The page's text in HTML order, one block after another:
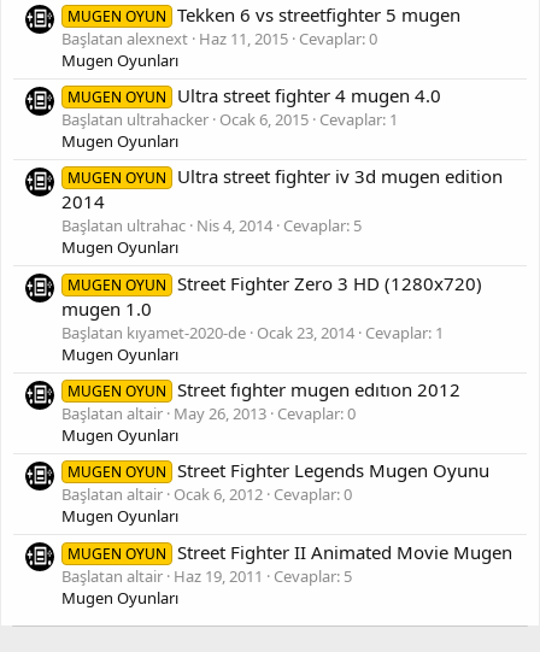
MUGEN OYUN Tekken 6 vs streetfighter 5 mugen
Başlatan alexnext Haz 11, 2015 Cevaplar: 0
Mugen Oyunları
MUGEN OYUN Ultra street fighter 4 mugen 4.0
Başlatan ultrahacker Ocak 6, 2015 Cevaplar: 1
Mugen Oyunları
MUGEN OYUN
Ultra street fighter iv 3d mugen edition
2014
Başlatan ultrahac Nis 4, 2014 Cevaplar: 5
Mugen Oyunları
MUGEN OYUN
Street Fighter Zero 3 HD (1280x720)
mugen 1.0
Başlatan kıyamet-2020-de Ocak 23, 2014 Cevaplar: 1
Mugen Oyunları
MUGEN OYUN Street fıghter mugen edıtıon 2012
Başlatan altair May 26, 2013 Cevaplar: 0
Mugen Oyunları
MUGEN OYUN Street Fighter Legends Mugen Oyunu
Başlatan altair Ocak 6, 2012 Cevaplar: 0
Mugen Oyunları
MUGEN OYUN Street Fighter II Animated Movie Mugen
Başlatan altair Haz 19, 2011
Cevaplar: 5
Mugen Oyunları